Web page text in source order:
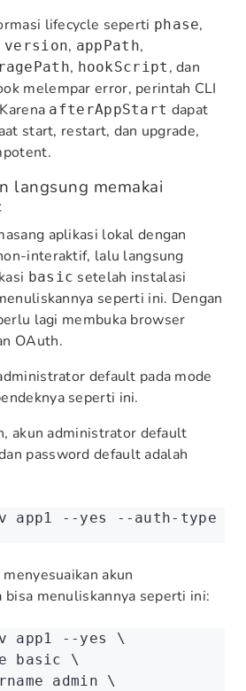
lifecycle seperti phase,
version, appPath,
, hookScript , dan
melempar error, perintah CLI
afterAppStart dapat
start, restart, dan upgrade,
langsung memakai
aplikasi lokal dengan
interaktif, lalu langsung
basic setelah instalasi
seperti ini. Dengan
lagi membuka browser
OAuth.
default pada mode
seperti ini.
akun administrator default
password default adalah
app1 --yes --auth-type
akun
menuliskannya seperti ini:
app1 --yes
\
basic \
admin \